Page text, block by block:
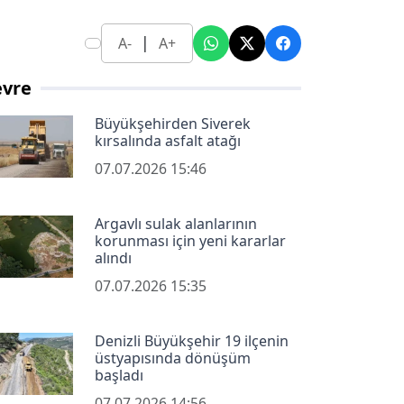
A- | A+
Büyükşehirden Siverek
kırsalında asfalt atağı
07.07.2026 15:46
Argavlı sulak alanlarının
korunması için yeni kararlar
alındı
07.07.2026 15:35
Denizli Büyükşehir 19 ilçenin
üstyapısında dönüşüm
başladı